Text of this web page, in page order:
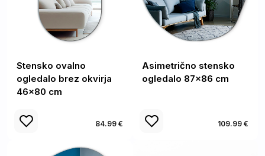
Stensko ovalno
ogledalo brez okvirja
46x80 cm
84.99 €
Asimetrično stensko
ogledalo 87x86 cm
109.99 €